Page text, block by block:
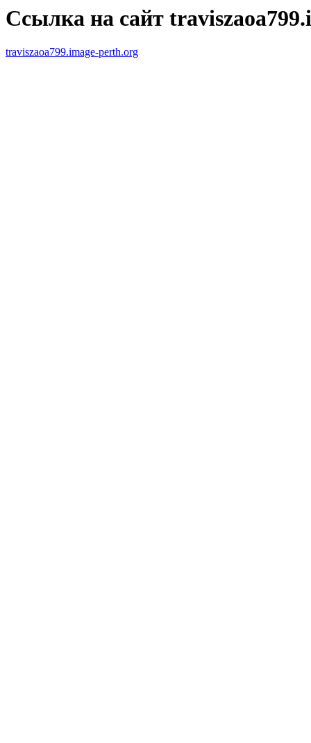
Ссылка на сайт
traviszaoa799.image-perth.org